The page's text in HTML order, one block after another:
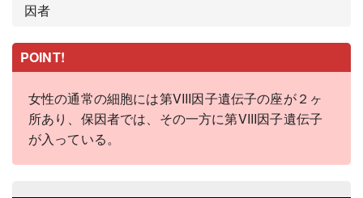
因者
POINT!
女性の通常の細胞には第VIII因子遺伝子の座が２ヶ
所あり、保因者では、その一方に第VIII因子遺伝子
が入っている。